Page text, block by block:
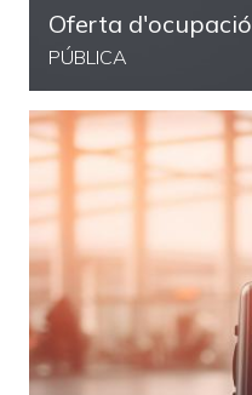
Oferta d'ocupació
PÚBLICA